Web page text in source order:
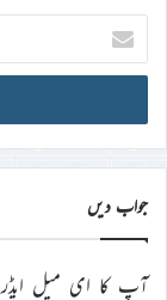
اپنا
ای
میل
ڈی
درج
کریں
جواب دیں
آپ کا ای میل